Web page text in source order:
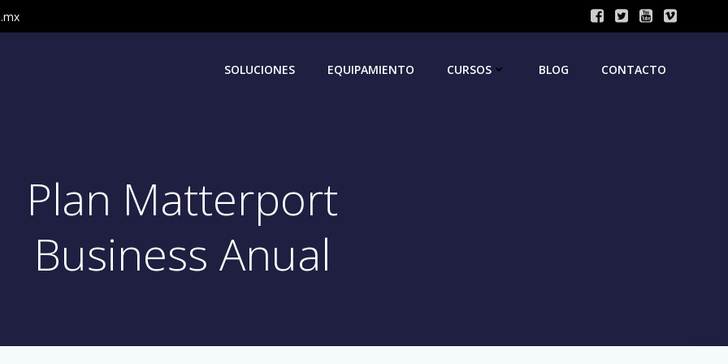
SOLUCIONES EQUIPAMIENTO CURSOS BLOG CONTACTO
Plan Matterport
Business Anual